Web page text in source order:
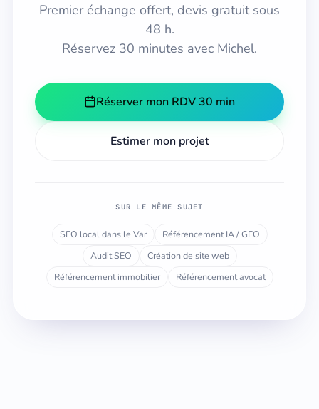
Premier échange offert, devis gratuit sous
48 h.
Réservez 30 minutes avec Michel.
Réserver mon RDV 30 min
Estimer mon projet
SUR LE MÊME SUJET
SEO local dans le Var
Référencement IA / GEO
Audit SEO
Création de site web
Référencement immobilier
Référencement avocat